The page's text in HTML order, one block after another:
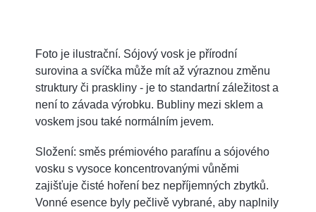
Foto je ilustrační. Sójový vosk je přírodní
surovina a svíčka může mít až výraznou změnu
struktury či praskliny - je to standartní záležitost a
není to závada výrobku. Bubliny mezi sklem a
voskem jsou také normálním jevem.
Složení: směs prémiového parafínu a sójového
vosku s vysoce koncentrovanými vůněmi
zajišťuje čisté hoření bez nepříjemných zbytků.
Vonné esence byly pečlivě vybrané, aby naplnily